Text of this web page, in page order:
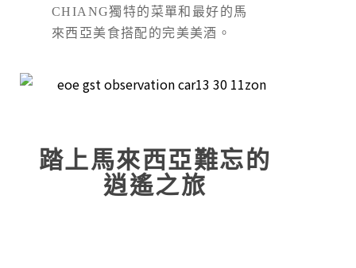
CHIANG獨特的菜單和最好的馬
來西亞美食搭配的完美美酒。
踏上馬來西亞難忘的
逍遙之旅